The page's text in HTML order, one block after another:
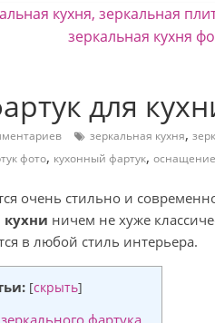
для
зеркальная кухня,
фото, кухонный фартук, оснащение
очень стильно и
кухни ничем не хуже
в любой стиль интерьера.
[скрыть]